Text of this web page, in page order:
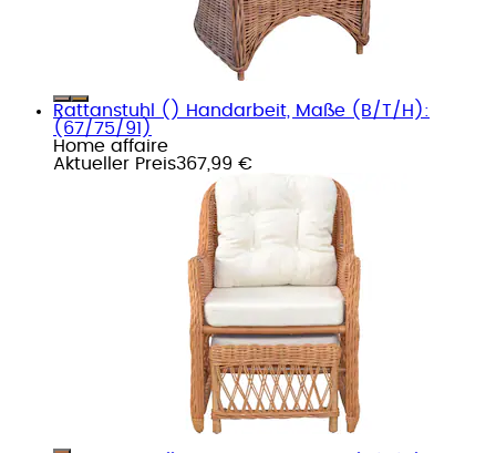
Rattanstuhl () Handarbeit, Maße (B/T/H):
(67/75/91)
Home affaire
Aktueller Preis367,99 €